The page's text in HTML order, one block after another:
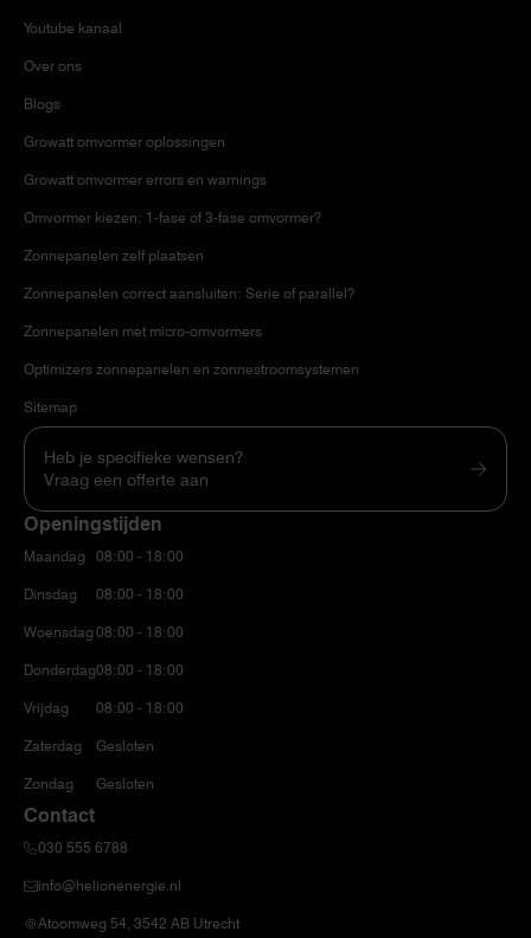
Youtube kanaal
Over ons
Blogs
Growatt omvormer oplossingen
Growatt omvormer errors en warnings
Omvormer kiezen: 1-fase of 3-fase omvormer?
Zonnepanelen zelf plaatsen
Zonnepanelen correct aansluiten: Serie of parallel?
Zonnepanelen met micro-omvormers
Optimizers zonnepanelen en zonnestroomsystemen
Sitemap
Heb je specifieke wensen?
Vraag een offerte aan
Openingstijden
Maandag
Dinsdag
Woensdag
Donderdag
Vrijdag
Zaterdag
Zondag
08:00 - 18:00
08:00 - 18:00
08:00 - 18:00
08:00 - 18:00
08:00 - 18:00
Gesloten
Gesloten
Contact
030 555 6788
info@helionenergie.nl
Atoomweg 54, 3542 AB Utrecht